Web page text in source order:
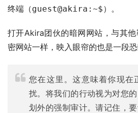
终端（guest@akira:~$）。
打开Akira团伙的暗网网站，与其
密网站一样，映入眼帘的也是一段恐
您在这里。这意味着你现在
扰。将我们的行动视为对您
划外的强制审计。请记住，